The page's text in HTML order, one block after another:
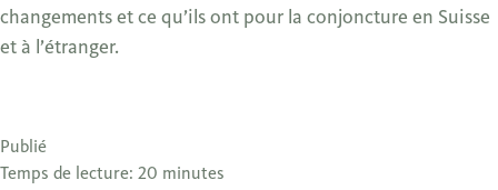
changements et ce qu’ils ont pour la conjoncture en Suisse
et à l’étranger.
Publié
Temps de lecture: 20 minutes